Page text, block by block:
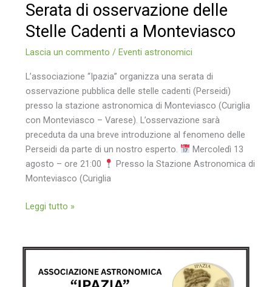
Serata di osservazione delle
Stelle Cadenti a Monteviasco
Lascia un commento / Eventi astronomici
L’associazione “Ipazia” organizza una serata di
osservazione pubblica delle stelle cadenti (Perseidi)
presso la stazione astronomica di Monteviasco (Curiglia
con Monteviasco – Varese). L’osservazione sarà
preceduta da una breve introduzione al fenomeno delle
Perseidi da parte di un nostro esperto.
Mercoledì 13
agosto – ore 21:00
Presso la Stazione Astronomica di
Monteviasco (Curiglia
Serata
delle
Cadenti
Leggi tutto »